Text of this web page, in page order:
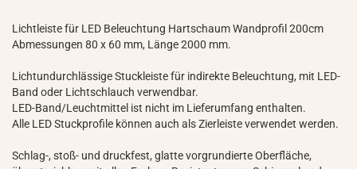
Lichtleiste für LED Beleuchtung Hartschaum Wandprofil 200cm
Abmessungen 80 x 60 mm, Länge 2000 mm.
Lichtundurchlässige Stuckleiste für indirekte Beleuchtung, mit LED-
Band oder Lichtschlauch verwendbar.
LED-Band/Leuchtmittel ist nicht im Lieferumfang enthalten.
Alle LED Stuckprofile können auch als Zierleiste verwendet werden.
Schlag-, stoß- und druckfest, glatte vorgrundierte Oberfläche,